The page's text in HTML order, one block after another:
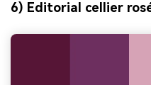
6) Editorial cellier